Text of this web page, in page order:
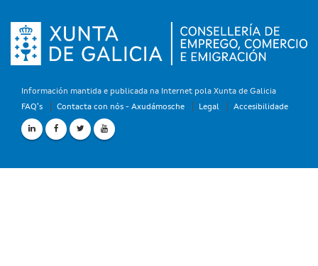
Información mantida e publicada na Internet pola Xunta de Galicia
FAQ's
Contacta con nós - Axudámosche Legal Accesibilidade